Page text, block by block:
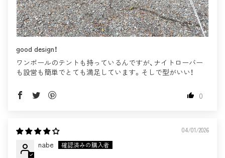
good design！
ワンポールのテントも持っているんですが、ナイトローバー
も設営も簡単でとても満足しています。そしで型がいい！
0
04/01/2026
nabe